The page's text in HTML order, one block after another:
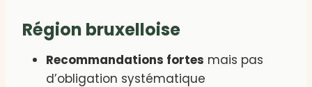
Région bruxelloise
Recommandations fortes mais pas
d’obligation systématique